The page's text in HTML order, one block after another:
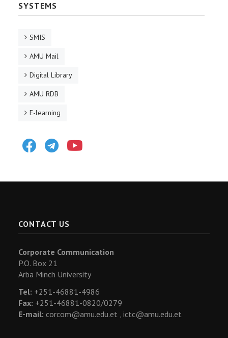
SYSTEMS
SMIS
AMU Mail
Digital Library
AMU RDB
E-learning
FacebookTelegram
CONTACT US
Corporate Communication
P.O. Box 21
Arba Minch University
Tel: +251-46881-4986
Fax: +251-46881-0820/0279
E-mail: corcom@amu.edu.et , ictc@amu.edu.et